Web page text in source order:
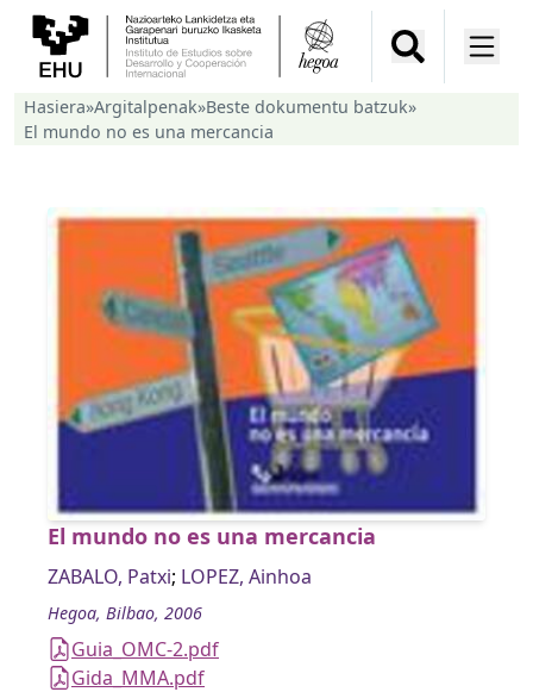
Hasiera»Argitalpenak»Beste dokumentu batzuk»
El mundo no es una mercancia
El mundo no es una mercancia
ZABALO, Patxi; LOPEZ, Ainhoa
Hegoa, Bilbao, 2006
Guia_OMC-2.pdf
Gida_MMA.pdf